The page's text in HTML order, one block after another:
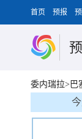
首页 预报
委内瑞拉>巴